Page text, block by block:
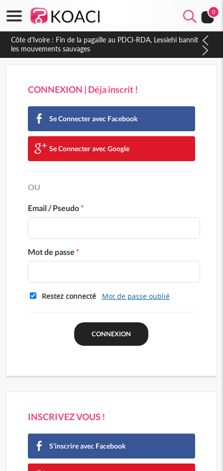
0
CONNEXION | Déja inscrit !
Se Connecter avec Facebook
Se Connecter avec Google
OU
Email / Pseudo*
Mot de passe *
Restez connecté Mot de passe oublié
INSCRIVEZ VOUS !
S'inscrire avec Facebook